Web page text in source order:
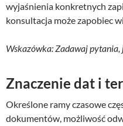
wyjaśnienia konkretnych
konsultacja może zapobiec
Wskazówka: Zadawaj
Znaczenie dat i
Określone ramy czasowe
dokumentów, możliwość